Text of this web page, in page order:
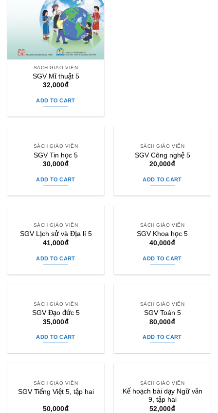
SÁCH GIÁO VIÊN
SGV Mĩ thuật 5
32,000₫
ADD TO CART
SÁCH GIÁO VIÊN
SGV Tin học 5
30,000₫
ADD TO CART
SÁCH GIÁO VIÊN
SGV Công nghệ 5
20,000₫
ADD TO CART
SÁCH GIÁO VIÊN
SGV Lịch sử và Địa lí 5
41,000₫
ADD TO CART
SÁCH GIÁO VIÊN
SGV Khoa học 5
40,000₫
ADD TO CART
SÁCH GIÁO VIÊN
SGV Đạo đức 5
35,000₫
ADD TO CART
SÁCH GIÁO VIÊN
SGV Toán 5
80,000₫
ADD TO CART
SÁCH GIÁO VIÊN
SGV Tiếng Việt 5, tập hai
50,000₫
SÁCH GIÁO VIÊN
Kế hoạch bài dạy Ngữ văn
9, tập hai
52,000₫